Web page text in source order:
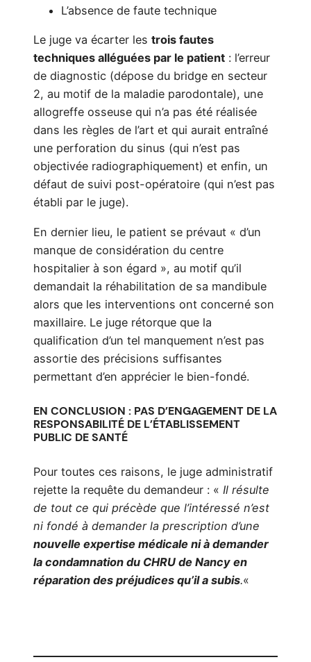
L’absence de faute technique
Le juge va écarter les trois fautes
techniques alléguées par le patient : l’erreur
de diagnostic (dépose du bridge en secteur
2, au motif de la maladie parodontale), une
allogreffe osseuse qui n’a pas été réalisée
dans les règles de l’art et qui aurait entraîné
une perforation du sinus (qui n’est pas
objectivée radiographiquement) et enfin, un
défaut de suivi post-opératoire (qui n’est pas
établi par le juge).
En dernier lieu, le patient se prévaut « d’un
manque de considération du centre
hospitalier à son égard », au motif qu’il
demandait la réhabilitation de sa mandibule
alors que les interventions ont concerné son
maxillaire. Le juge rétorque que la
qualification d’un tel manquement n’est pas
assortie des précisions suffisantes
permettant d’en apprécier le bien-fondé.
EN CONCLUSION : PAS D’ENGAGEMENT DE LA
RESPONSABILITÉ DE L’ÉTABLISSEMENT
PUBLIC DE SANTÉ
Pour toutes ces raisons, le juge administratif
rejette la requête du demandeur : « Il résulte
de tout ce qui précède que l’intéressé n’est
ni fondé à demander la prescription d’une
nouvelle expertise médicale ni à demander
la condamnation du CHRU de Nancy en
réparation des préjudices qu’il a subis.«